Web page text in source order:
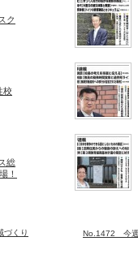
ク
校
総
！
づくり
No.1472 今週